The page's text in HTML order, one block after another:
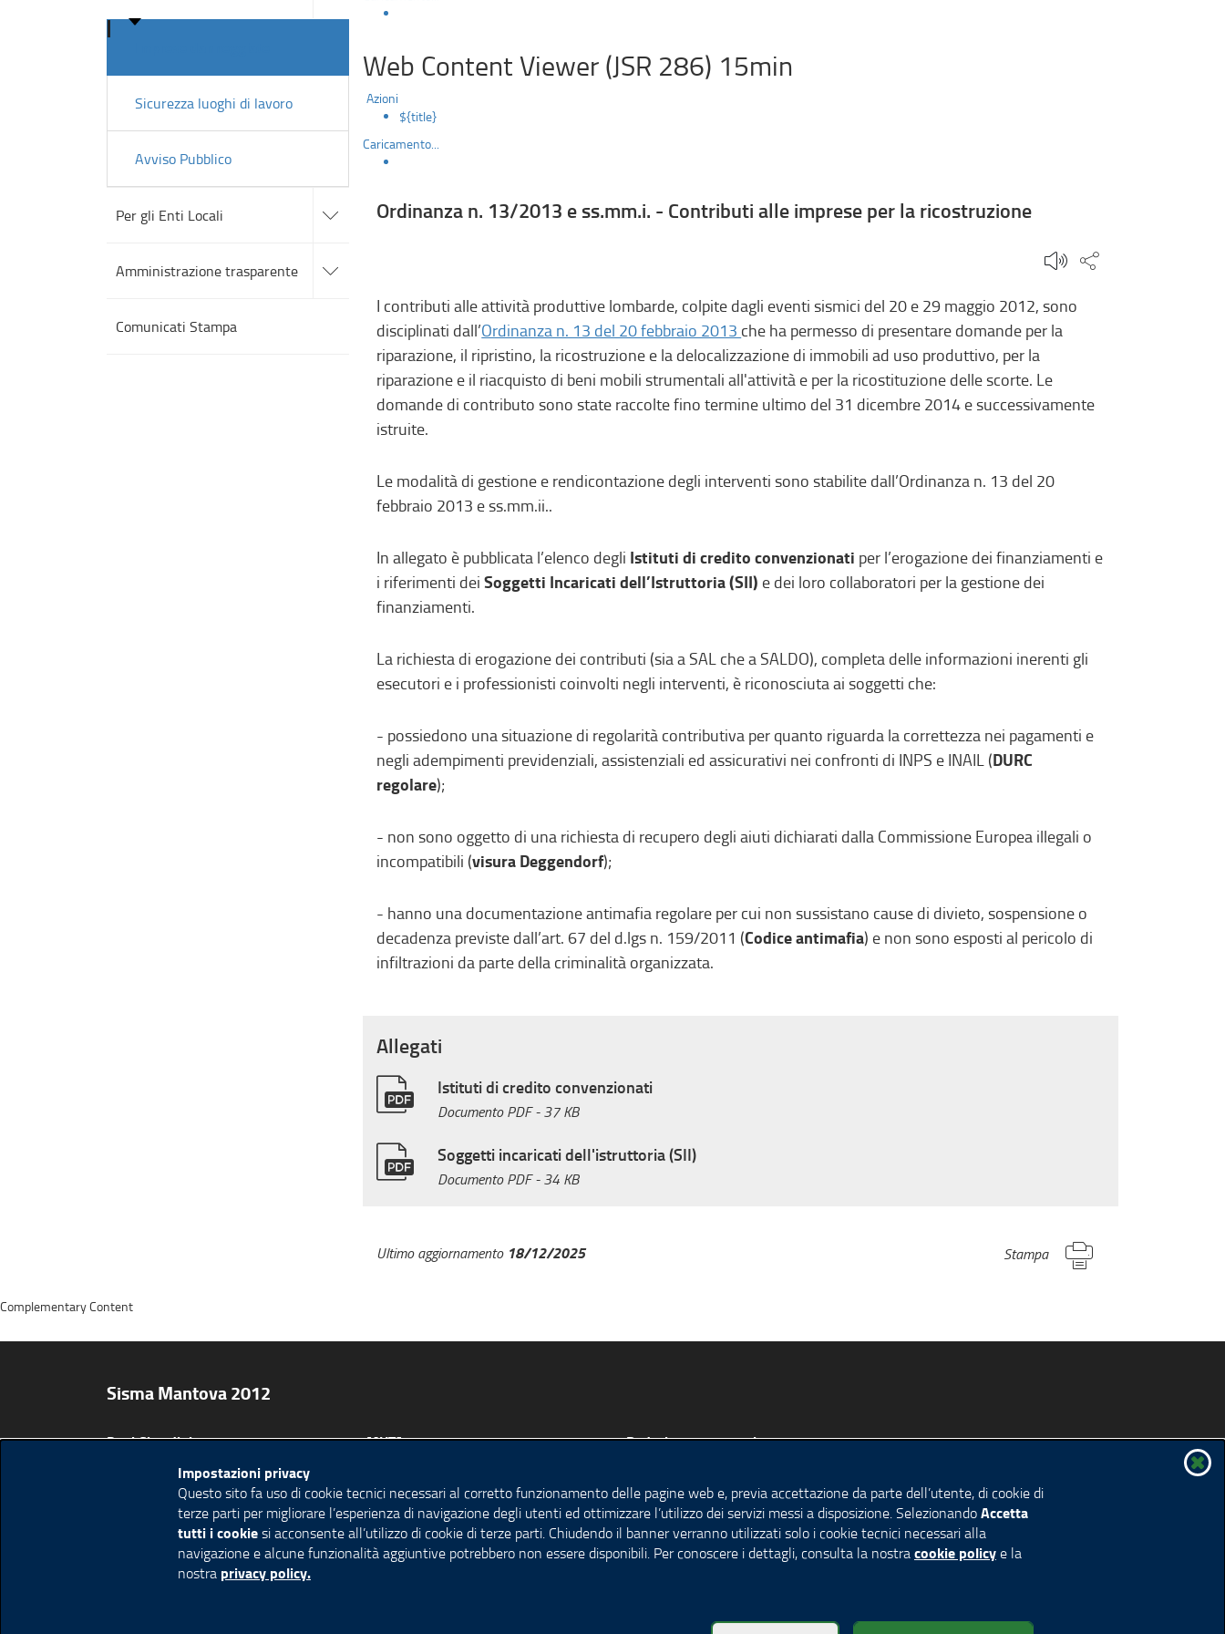
Sicurezza luoghi di lavoro
Avviso Pubblico
Per gli Enti Locali alle
sotto
Amministrazione trasparente
alle
sotto
Comunicati Stampa
Web Content Viewer (JSR 286) 15min
Azioni
${title}
Caricamento...
Ordinanza n. 13/2013 e ss.mm.i. - Contributi alle imprese per la ricostruzione
Condividi
I contributi alle attività produttive lombarde, colpite dagli eventi sismici del 20 e 29 maggio 2012, sono
disciplinati dall’Ordinanza n. 13 del 20 febbraio 2013 che ha permesso di presentare domande per la
riparazione, il ripristino, la ricostruzione e la delocalizzazione di immobili ad uso produttivo, per la
riparazione e il riacquisto di beni mobili strumentali all'attività e per la ricostituzione delle scorte. Le
domande di contributo sono state raccolte fino termine ultimo del 31 dicembre 2014 e successivamente
istruite.
Le modalità di gestione e rendicontazione degli interventi sono stabilite dall’Ordinanza n. 13 del 20
febbraio 2013 e ss.mm.ii..
In allegato è pubblicata l’elenco degli Istituti di credito convenzionati per l’erogazione dei finanziamenti e
i riferimenti deiSoggetti Incaricati dell’Istruttoria (SII) e dei loro collaboratori per la gestione dei
finanziamenti.
La richiesta di erogazione dei contributi (sia a SAL che a SALDO), completa delle informazioni inerenti gli
esecutori e i professionisti coinvolti negli interventi, è riconosciuta ai soggetti che:
- possiedono una situazione di regolarità contributiva per quanto riguarda la correttezza nei pagamenti e
negli adempimenti previdenziali, assistenziali ed assicurativi nei confronti di INPS e INAIL (DURC
regolare);
- non sono oggetto di una richiesta di recupero degli aiuti dichiarati dalla Commissione Europea illegali o
incompatibili (visura Deggendorf);
- hanno una documentazione antimafia regolare per cui non sussistano cause di divieto, sospensione o
decadenza previste dall’art. 67 del d.lgs n. 159/2011 (Codice antimafia) e non sono esposti al pericolo di
infiltrazioni da parte della criminalità organizzata.
Allegati
Istituti di credito convenzionati
Documento PDF- 37 KB
Soggetti incaricati dell'istruttoria (SII)
Documento PDF- 34 KB
Ultimo aggiornamento 18/12/2025 Stampa
Impostazioni privacy
Questo sito fa uso di cookie tecnici necessari al corretto funzionamento delle pagine web e, previa accettazione da parte dell’utente, di cookie di
terze parti per migliorare l’esperienza di navigazione degli utenti ed ottimizzare l’utilizzo dei servizi messi a disposizione. SelezionandoAccetta
tutti i cookiesi acconsente all’utilizzo di cookie di terze parti. Chiudendo il banner verranno utilizzati solo i cookie tecnici necessari alla
navigazione e alcune funzionalità aggiuntive potrebbero non essere disponibili. Per conoscere i dettagli, consulta la nostracookie policye la
nostra privacy policy.
Sisma Mantova 2012
Per i Cittadini
Per le Imprese
Per gli Enti Locali
Amministrazione trasparente
Comunicati Stampa
MUTA
Mappa del sito
Ricerca avanzata
Feed Rss
Redazione e contatti
Note legali
Accessibilità
Cookie policy
Complementary Content